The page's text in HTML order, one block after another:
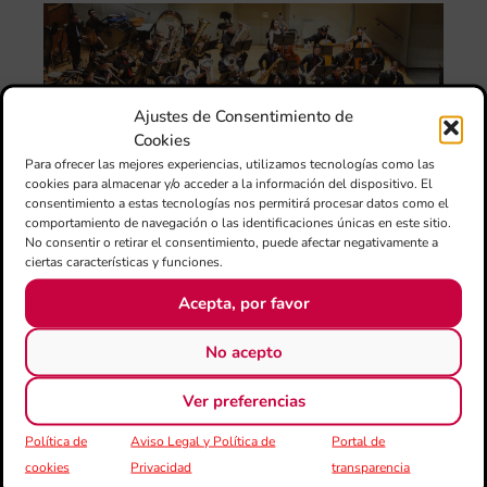
Ajustes de Consentimiento de
Cookies
Para ofrecer las mejores experiencias, utilizamos tecnologías como las
cookies para almacenar y/o acceder a la información del dispositivo. El
consentimiento a estas tecnologías nos permitirá procesar datos como el
comportamiento de navegación o las identificaciones únicas en este sitio.
No consentir o retirar el consentimiento, puede afectar negativamente a
ciertas características y funciones.
Acepta, por favor
No acepto
Ver preferencias
Política de
cookies
Aviso Legal y Política de
Privacidad
Portal de
transparencia